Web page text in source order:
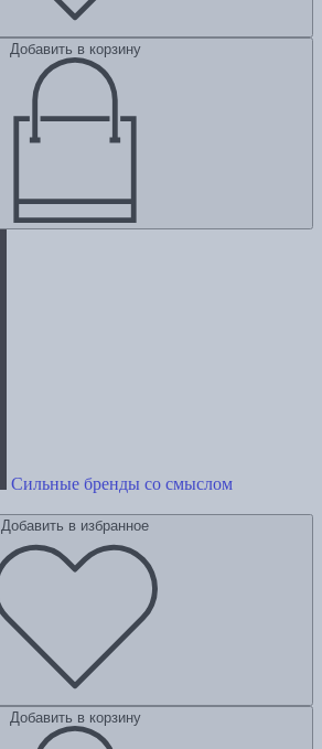
Добавить в корзину
Сильные бренды со смыслом
Добавить в избранное
Добавить в корзину